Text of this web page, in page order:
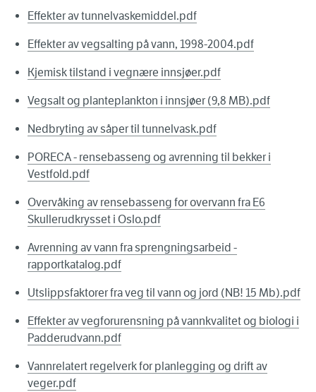
Effekter av tunnelvaskemiddel.pdf
Effekter av vegsalting på vann, 1998-2004.pdf
Kjemisk tilstand i vegnære innsjøer.pdf
Vegsalt og planteplankton i innsjøer (9,8 MB).pdf
Nedbryting av såper til tunnelvask.pdf
PORECA - rensebasseng og avrenning til bekker i
Vestfold.pdf
Overvåking av rensebasseng for overvann fra E6
Skullerudkrysset i Oslo.pdf
Avrenning av vann fra sprengningsarbeid -
rapportkatalog.pdf
Utslippsfaktorer fra veg til vann og jord (NB! 15 Mb).pdf
Effekter av vegforurensning på vannkvalitet og biologi i
Padderudvann.pdf
Vannrelatert regelverk for planlegging og drift av
veger.pdf